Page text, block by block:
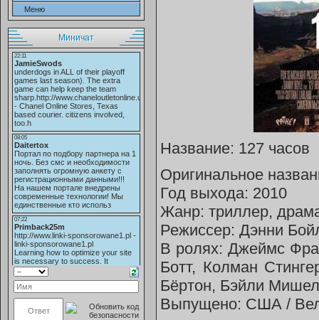
Меню
Миничат
Название: 127 часов
Оригинальное
Год выхода: 2010
Жанр: триллер,
Режиссер: Дэнни
В ролях: Джеймс
Ботт, Колман
Бёртон, Бэйли
Выпущено: США /